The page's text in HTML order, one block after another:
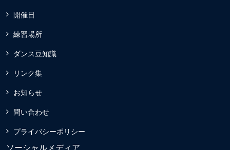
開催日
練習場所
ダンス豆知識
リンク集
お知らせ
問い合わせ
プライバシーポリシー
ソーシャルメディア